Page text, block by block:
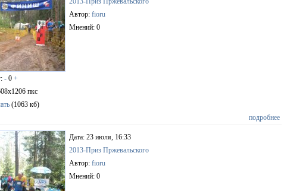
- 0 +
пкс
(1063 кб)
Автор: fioru
Мнений: 0
подробнее
Дата: 23 июля, 16:33
2013-Приз Пржевальского
Автор: fioru
Мнений: 0